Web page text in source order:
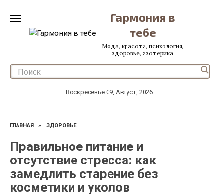
содержанию
Гармония в
тебе
Мода, красота, психология,
здоровье, эзотерика
Воскресенье 09, Август, 2026
ГЛАВНАЯ » ЗДОРОВЬЕ
Правильное питание и
отсутствие стресса: как
замедлить старение без
косметики и уколов